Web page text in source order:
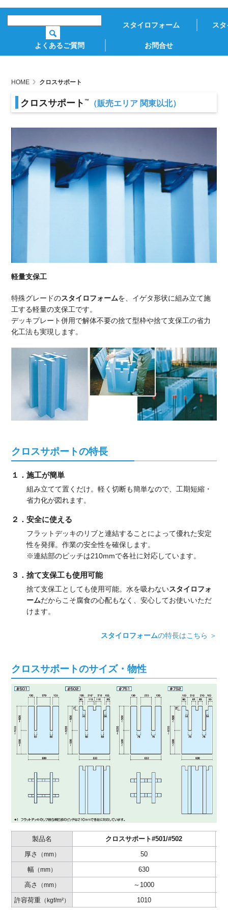
スタイロフォーム ス
よくあるご質問 お問合せ
HOME クロスサポート
クロスサポート ™ （販売エリア 関東以北）
軽量支保工
特殊グレードのスタイロフォームを、イゲタ形状に組み立て施
工する軽量の支保工です。
デッキプレート併用で解体不要の捨て型枠や捨て支保工の省力
化工法も実現します。
クロスサポートの特長
１．施工が簡単
組み立てて置くだけ。軽く切断も簡単なので、工期短縮・
省力化が図れます。
２．安全に使える
フラットデッキのリブと連結することによって優れた安定
性を発揮。作業の安全性を確保します。
※連結部のピッチは210mmで各社に対応しています。
３．捨て支保工も使用可能
捨て支保工としても使用可能。水を吸わないスタイロフォ
ームだからこそ腐食の心配もなく、安心してお使いいただ
けます。
スタイロフォームの特長はこちら ＞
クロスサポートのサイズ・物性
製品名
厚さ
（mm）
幅 （mm）
高さ （mm）
許容荷重 （kgf/m²）
クロスサポート#501/#502
50
630
～1000
1010